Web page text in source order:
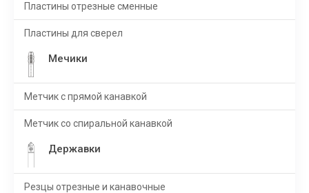
Пластины отрезные сменные
Пластины для сверел
Мечики
Метчик с прямой канавкой
Метчик со спиральной канавкой
Державки
Резцы отрезные и канавочные